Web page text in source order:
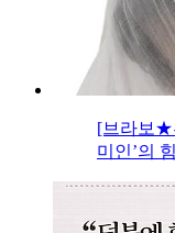
[브라보★
미인’의 힘